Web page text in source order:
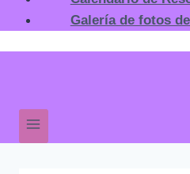
Calendario de
Galería de fotos